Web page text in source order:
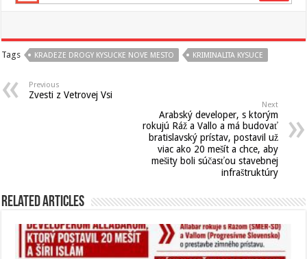
Tags KRADEZE DROGY KYSUCKE NOVE MESTO KRIMINALITA KYSUCE
Previous
Zvesti z Vetrovej Vsi
Next
Arabský developer, s ktorým
rokujú Ráž a Vallo a má budovať
bratislavský prístav, postavil už
viac ako 20 mešít a chce, aby
mešity boli súčasťou stavebnej
infraštruktúry
Related Articles